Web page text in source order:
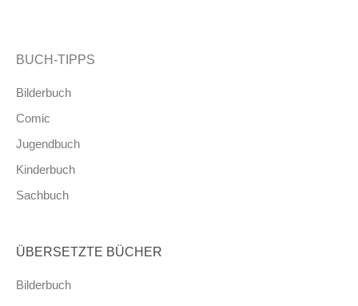
BUCH-TIPPS
Bilderbuch
Comic
Jugendbuch
Kinderbuch
Sachbuch
ÜBERSETZTE BÜCHER
Bilderbuch